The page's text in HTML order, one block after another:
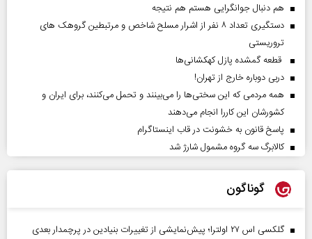
هم دنبال جوانگرایی هستم هم نتیجه
دستگیری تعداد ۸ نفر از اشرار مسلح شاخص و مرتبطین گروهک های
تروریستی
قطعه گمشده پازل کهکشانی‌ها
دربی دوباره خارج از تهران!
همه مردمی که این سختی‌ها را می‌بینند و تحمل می‌کنند، برای ایران و
کشورشان این کاررا انجام می‌دهند
پاسخ قانون به خشونت در قاب اینستاگرام
کالابرگ سه گروه مشمول شارژ شد
گوناگون
گلکسی اس ۲۷ اولترا؛ پیش‌نمایشی از تغییرات بنیادین در پرچمدار بعدی